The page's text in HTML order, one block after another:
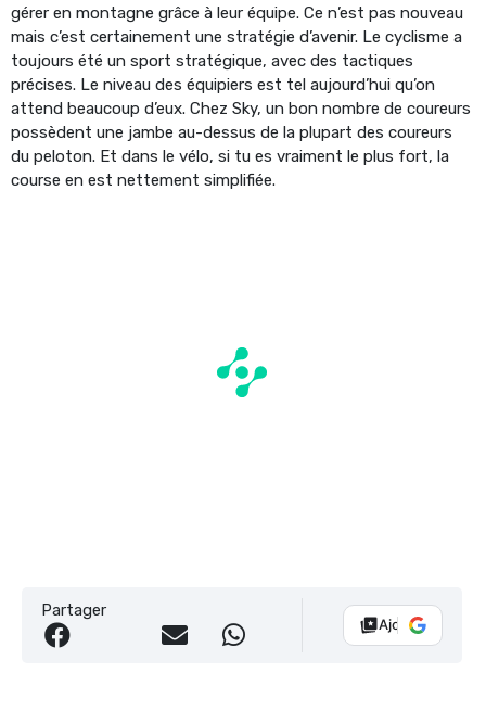
gérer en montagne grâce à leur équipe. Ce n’est pas nouveau
mais c’est certainement une stratégie d’avenir. Le cyclisme a
toujours été un sport stratégique, avec des tactiques
précises. Le niveau des équipiers est tel aujourd’hui qu’on
attend beaucoup d’eux. Chez Sky, un bon nombre de coureurs
possèdent une jambe au-dessus de la plupart des coureurs
du peloton. Et dans le vélo, si tu es vraiment le plus fort, la
course en est nettement simplifiée.
Partager
Ajouter Vélo